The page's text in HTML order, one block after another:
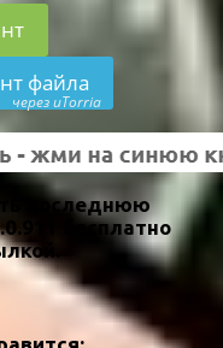
файла
через uTorria
последнюю
бесплатно